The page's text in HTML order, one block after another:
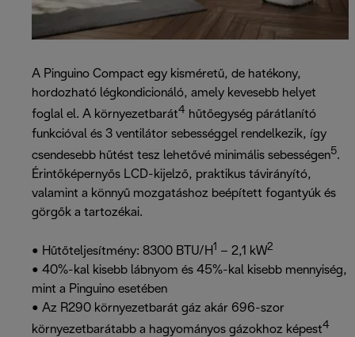
A Pinguino Compact egy kisméretű, de hatékony,
hordozható légkondicionáló, amely kevesebb helyet
foglal el. A környezetbarát4 hűtőegység párátlanító
funkcióval és 3 ventilátor sebességgel rendelkezik, így
csendesebb hűtést tesz lehetővé minimális sebességen5.
Érintőképernyős LCD-kijelző, praktikus távirányító,
valamint a könnyű mozgatáshoz beépített fogantyúk és
görgők a tartozékai.
• Hűtőteljesítmény: 8300 BTU/H1 – 2,1 kW2
• 40%-kal kisebb lábnyom és 45%-kal kisebb mennyiség,
mint a Pinguino esetében
• Az R290 környezetbarát gáz akár 696-szor
környezetbarátabb a hagyományos gázokhoz képest4